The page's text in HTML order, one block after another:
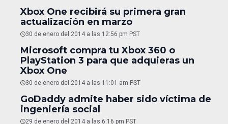
Xbox One recibirá su primera gran
actualización en marzo
30 de enero del 2014 a las 12:56 pm PST
Microsoft compra tu Xbox 360 o
PlayStation 3 para que adquieras un
Xbox One
30 de enero del 2014 a las 11:01 am PST
GoDaddy admite haber sido víctima de
ingeniería social
29 de enero del 2014 a las 6:16 pm PST